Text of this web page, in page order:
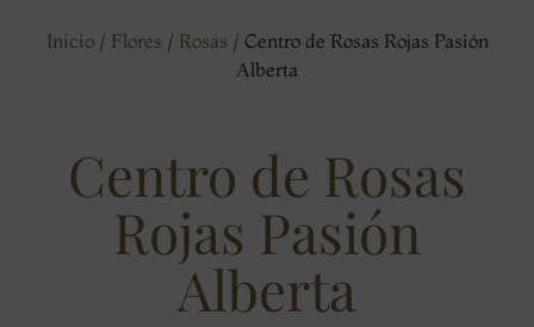
Inicio/ Flores / Rosas / Centro de Rosas Rojas Pasión
Alberta
Centro de Rosas
Rojas Pasión
Alberta